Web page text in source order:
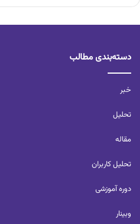
دسته‌بندی مطالب
خبر
تحلیل‌
مقاله
تحلیل کاربران‌
دوره آموزشی
وبینار